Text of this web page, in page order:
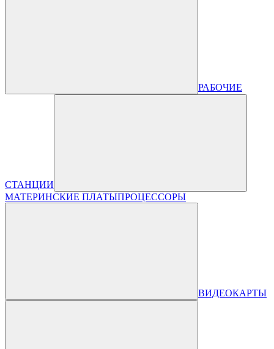
РАБОЧИЕ
СТАНЦИИ
МАТЕРИНСКИЕ ПЛАТЫПРОЦЕССОРЫ
ВИДЕОКАРТЫ